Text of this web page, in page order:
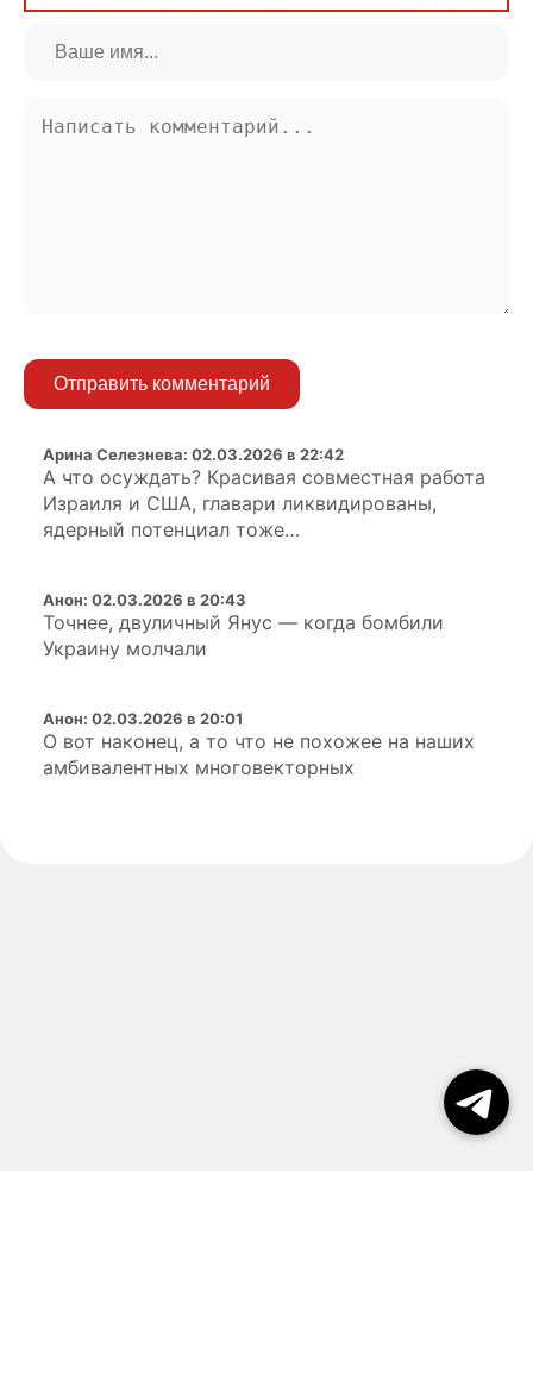
Отправить комментарий
Арина Селезнева: 02.03.2026 в 22:42
А что осуждать? Красивая совместная работа
Израиля и США, главари ликвидированы,
ядерный потенциал тоже…
Анон: 02.03.2026 в 20:43
Точнее, двуличный Янус — когда бомбили
Украину молчали
Анон: 02.03.2026 в 20:01
О вот наконец, а то что не похожее на наших
амбивалентных многовекторных